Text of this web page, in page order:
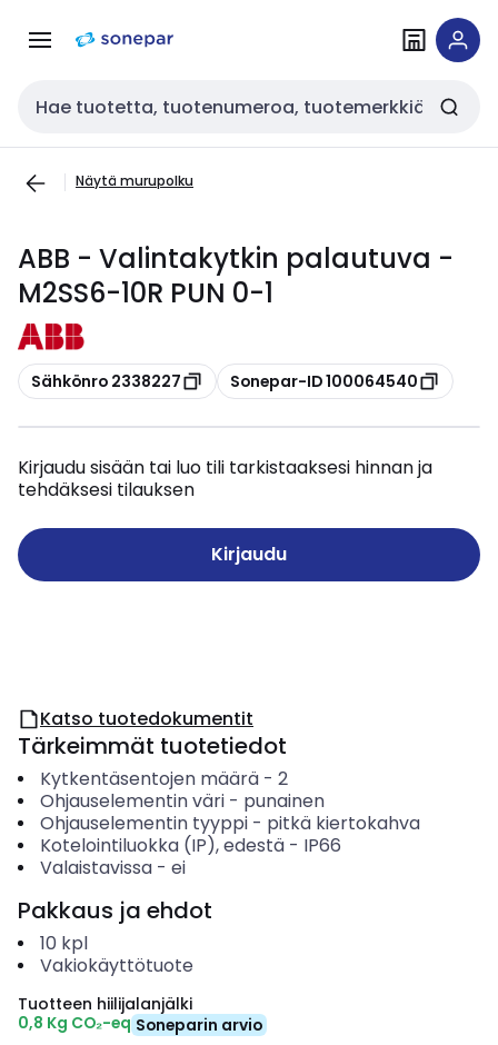
navigointiinsisältöön
Haku
Näytä murupolku
ABB - Valintakytkin palautuva -
M2SS6-10R PUN 0-1
Kopioi
Sähkönro 2338227 Kopioi
Sonepar-ID 100064540
Kirjaudu sisään tai luo tili tarkistaaksesi hinnan ja
tehdäksesi tilauksen
Kirjaudu
Katso tuotedokumentit
Tärkeimmät tuotetiedot
Kytkentäsentojen määrä- 2
Ohjauselementin väri- punainen
Ohjauselementin tyyppi- pitkä kiertokahva
Kotelointiluokka (IP), edestä- IP66
Valaistavissa- ei
Pakkaus ja ehdot
10 kpl
Vakiokäyttötuote
Tuotteen hiilijalanjälki
0,8 Kg CO₂-eq Soneparin arvio